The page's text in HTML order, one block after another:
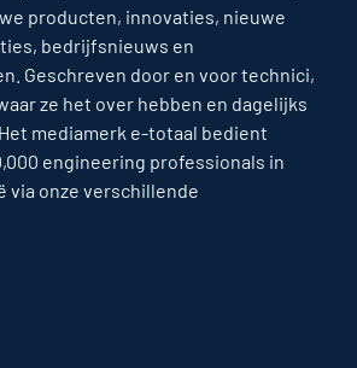
producten, innovaties, nieuwe
bedrijfsnieuws en
Geschreven door en voor technici,
ze het over hebben en dagelijks
mediamerk e-totaal bedient
engineering professionals in
via onze verschillende